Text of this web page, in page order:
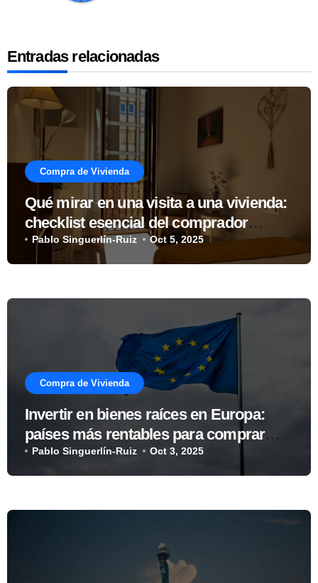
Entradas relacionadas
Compra de Vivienda
Qué mirar en una visita a una vivienda:
checklist esencial del comprador
inteligente
Pablo Singuerlín-Ruiz Oct 5, 2025
Compra de Vivienda
Invertir en bienes raíces en Europa:
países más rentables para comprar
vivienda
Pablo Singuerlín-Ruiz Oct 3, 2025